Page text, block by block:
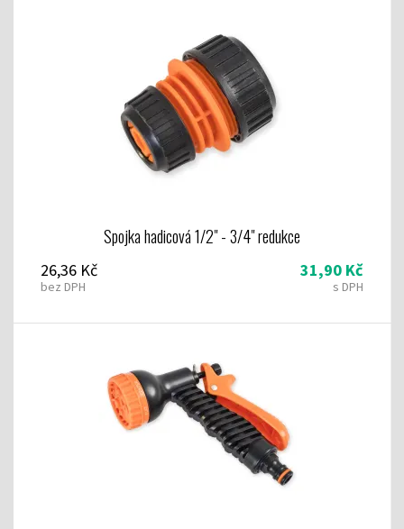
Spojka hadicová 1/2" - 3/4" redukce
26,36 Kč
bez DPH
31,90 Kč
s DPH